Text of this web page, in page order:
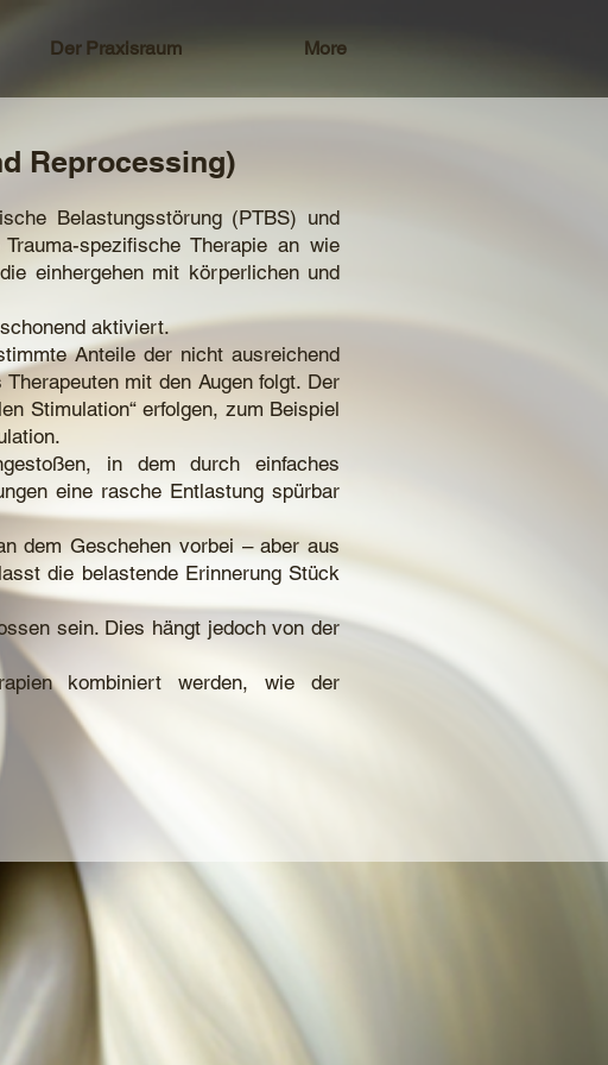
Der Praxisraum More
Reprocessing)
Belastungsstörung (PTBS) und
spezifische Therapie an wie
einhergehen mit körperlichen und
aktiviert.
Anteile der nicht ausreichend
mit den Augen folgt. Der
Stimulation“ erfolgen, zum Beispiel
in dem durch einfaches
eine rasche Entlastung spürbar
dem Geschehen vorbei – aber aus
die belastende Erinnerung Stück
sein. Dies hängt jedoch von der
kombiniert werden, wie der